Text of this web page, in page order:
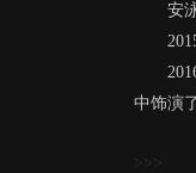
安
中饰演
>>>